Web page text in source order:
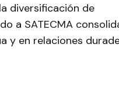
diversificación de
a SATECMA
y en relaciones